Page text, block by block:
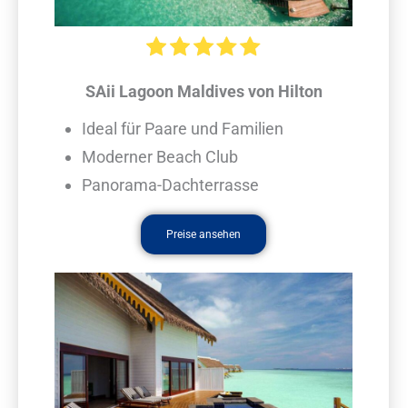
SAii Lagoon Maldives von Hilton
Ideal für Paare und Familien
Moderner Beach Club
Panorama-Dachterrasse
Preise ansehen